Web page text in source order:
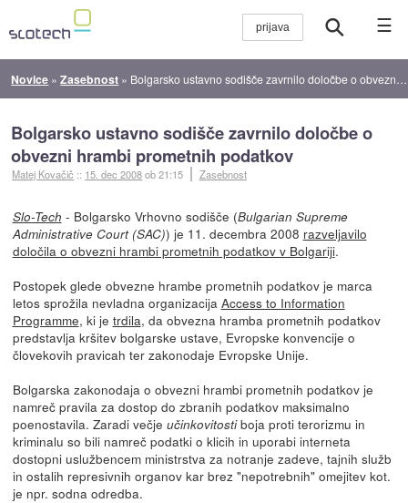
☰
Novice »Zasebnost » Bolgarsko ustavno sodišče zavrnilo določbe o obvezni hrambi prometnih podatkov
Bolgarsko ustavno sodišče zavrnilo določbe o
obvezni hrambi prometnih podatkov
Matej Kovačič :: 15. dec 2008ob 21:15 Zasebnost
Slo-Tech - Bolgarsko Vrhovno sodišče (Bulgarian Supreme
Administrative Court (SAC)) je 11. decembra 2008 razveljavilo
določila o obvezni hrambi prometnih podatkov v Bolgariji.
Postopek glede obvezne hrambe prometnih podatkov je marca
letos sprožila nevladna organizacija Access to Information
Programme, ki je trdila, da obvezna hramba prometnih podatkov
predstavlja kršitev bolgarske ustave, Evropske konvencije o
človekovih pravicah ter zakonodaje Evropske Unije.
Bolgarska zakonodaja o obvezni hrambi prometnih podatkov je
namreč pravila za dostop do zbranih podatkov maksimalno
poenostavila. Zaradi večje učinkovitostiboja proti terorizmu in
kriminalu so bili namreč podatki o klicih in uporabi interneta
dostopni uslužbencem ministrstva za notranje zadeve, tajnih služb
in ostalih represivnih organov kar brez "nepotrebnih" omejitev kot.
je npr. sodna odredba.